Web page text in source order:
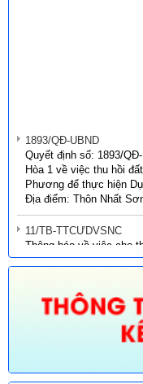
1893/QĐ-UBND
Quyết định số: 1893/
Hòa 1 về việc thu hồi
Phương để thực hiện
Địa điểm: Thôn Nhất
11/TB-TTCƯDVSNC
Thông báo về việc cho
Thông báo về việc
hành lĩnh vực giáo dục
lý của Sở Giáo dục và
Thông báo về việc công